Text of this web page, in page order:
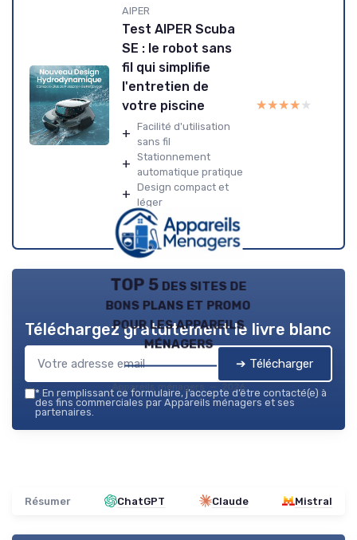
AIPER
Test AIPER Scuba
SE : le robot sans
fil qui simplifie
l'entretien de
votre piscine
+ Facilité d'utilisation
sans fil
+ Stationnement
automatique pratique
+ Design compact et
léger
★★★★★
★★★★★
TOP 5 des sites de
bons plans et promo
pour les appareils
ménagers
Appareils ménagers — 2026
Téléchargez gratuitement le livre blanc
➔ Télécharger
* En remplissant ce formulaire, j’accepte d’être contacté(e) à
des fins commerciales par Appareils ménagers et ses
partenaires.
Résumer ChatGPT Claude Mistral